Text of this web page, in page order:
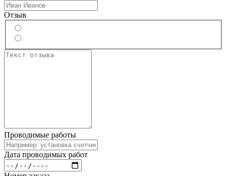
Отзыв
Проводимые работы
Дата проводимых работ